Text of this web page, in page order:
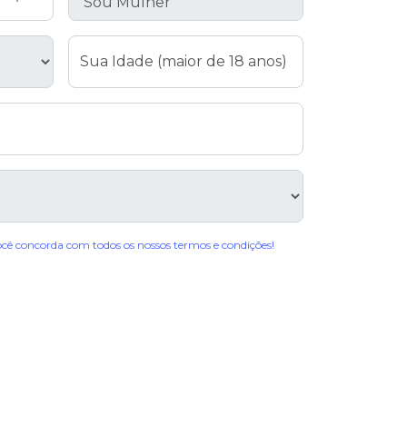
Sua Idade (maior de 18 anos)
concorda com todos os nossos termos e condições!